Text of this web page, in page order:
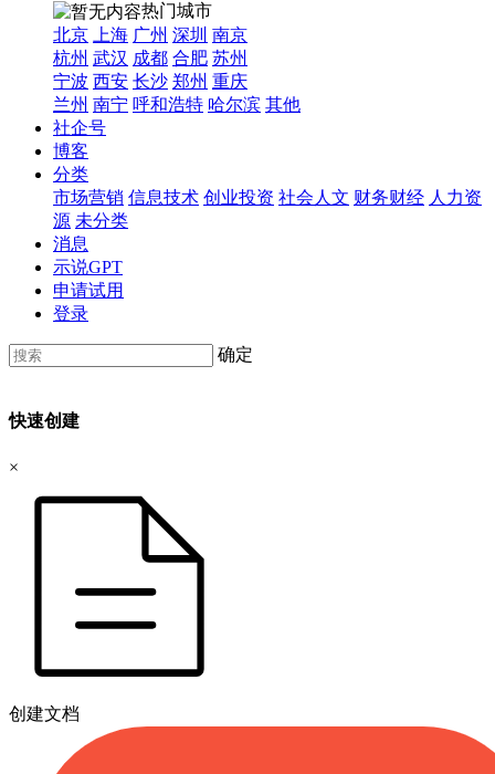
热门城市
北京
上海 广州 深圳 南京
杭州 武汉 成都 合肥 苏州
宁波 西安 长沙 郑州 重庆
兰州 南宁 呼和浩特 哈尔滨 其他
社企号
博客
分类
市场营销 信息技术 创业投资 社会人文 财务财经 人力资
源 未分类
消息
示说GPT
申请试用
登录
确定
快速创建
×
创建文档